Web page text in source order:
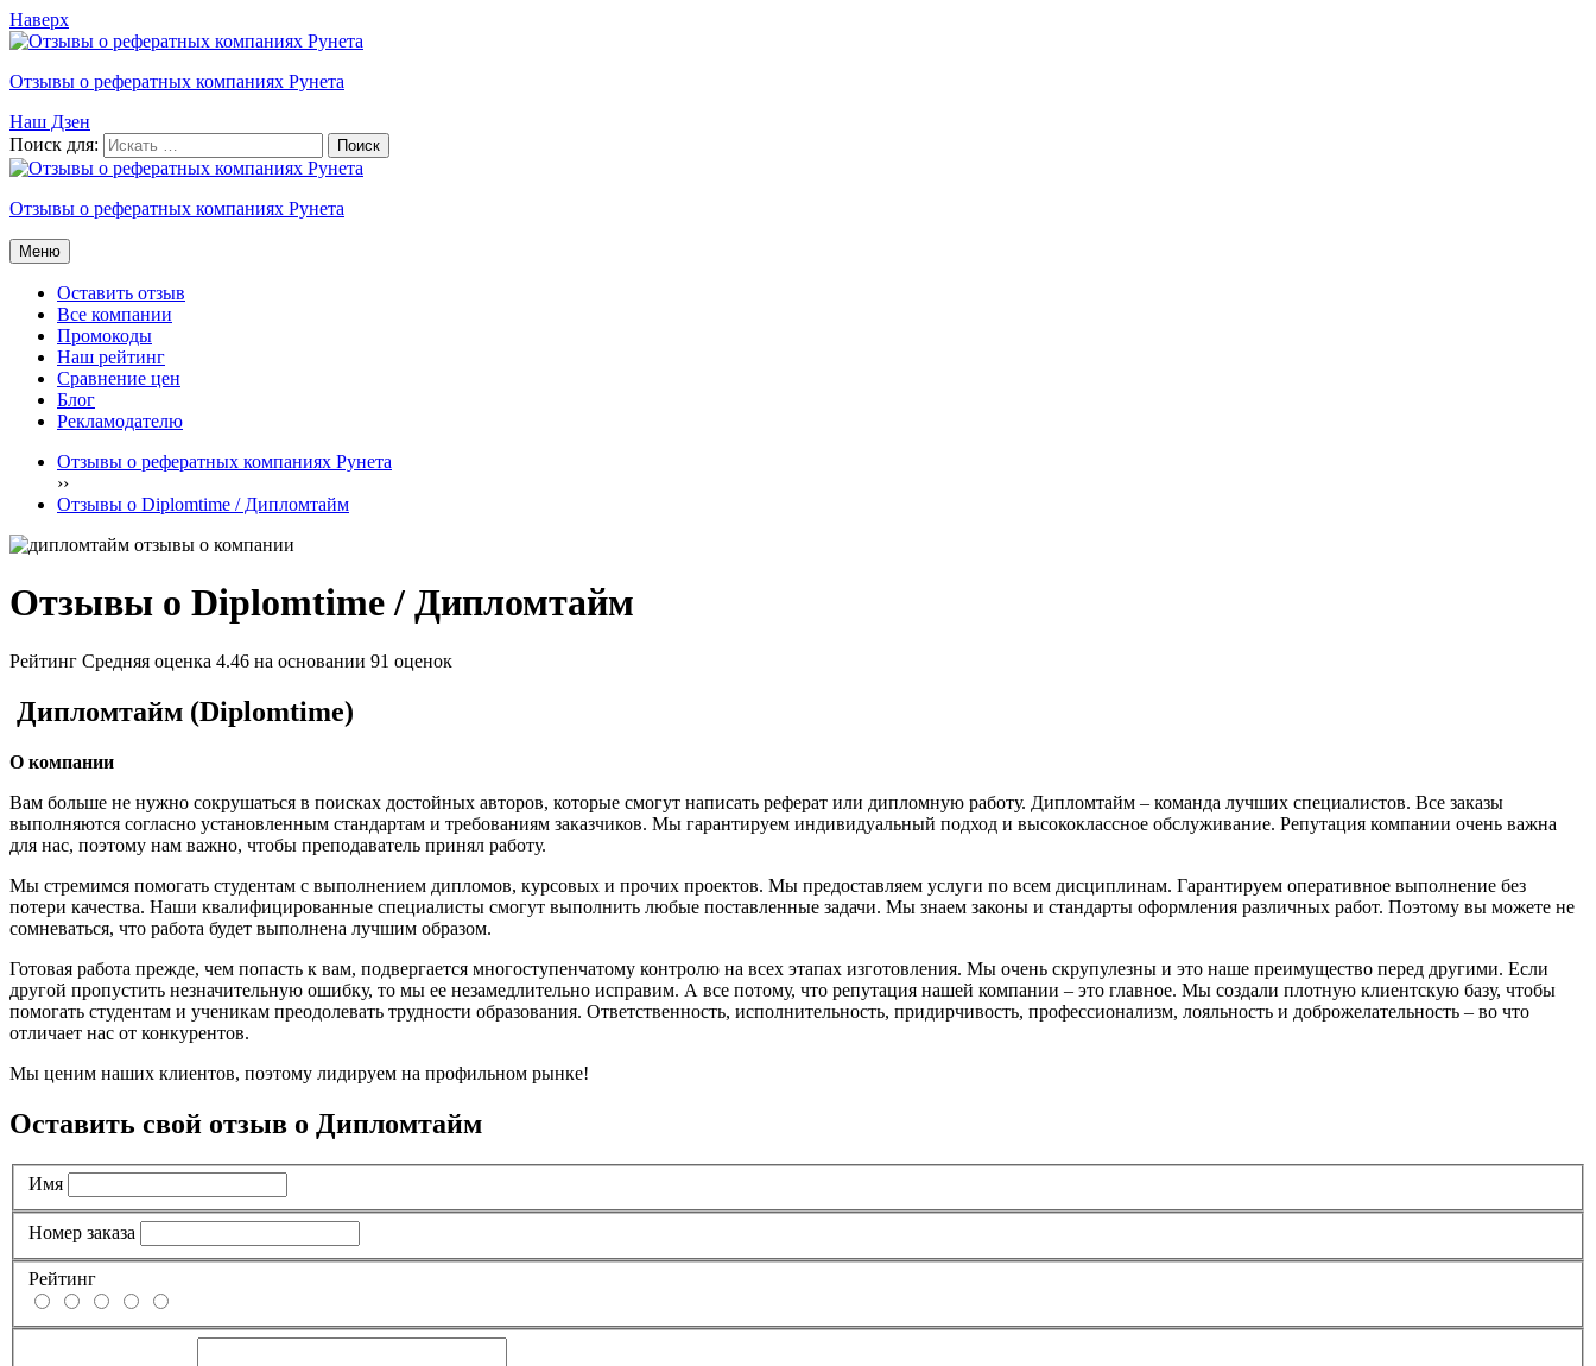
Наверх
Отзывы о рефератных компаниях Рунета
Наш Дзен
Поиск для:
Отзывы о рефератных компаниях Рунета
Меню
Оставить отзыв
Все компании
Промокоды
Наш рейтинг
Сравнение цен
Блог
Рекламодателю
Отзывы о рефератных компаниях Рунета
››
Отзывы о Diplomtime / Дипломтайм
Отзывы о Diplomtime / Дипломтайм
Рейтинг Средняя оценка 4.46 на основании 91 оценок
Дипломтайм (Diplomtime)
О компании
Вам больше не нужно сокрушаться в поисках достойных авторов, которые смогут написать реферат или дипломную работу. Дипломтайм – команда лучших специалистов. Все заказы
выполняются согласно установленным стандартам и требованиям заказчиков. Мы гарантируем индивидуальный подход и высококлассное обслуживание. Репутация компании очень важна
для нас, поэтому нам важно, чтобы преподаватель принял работу.
Мы стремимся помогать студентам с выполнением дипломов, курсовых и прочих проектов. Мы предоставляем услуги по всем дисциплинам. Гарантируем оперативное выполнение без
потери качества. Наши квалифицированные специалисты смогут выполнить любые поставленные задачи. Мы знаем законы и стандарты оформления различных работ. Поэтому вы можете не
сомневаться, что работа будет выполнена лучшим образом.
Готовая работа прежде, чем попасть к вам, подвергается многоступенчатому контролю на всех этапах изготовления. Мы очень скрупулезны и это наше преимущество перед другими. Если
другой пропустить незначительную ошибку, то мы ее незамедлительно исправим. А все потому, что репутация нашей компании – это главное. Мы создали плотную клиентскую базу, чтобы
помогать студентам и ученикам преодолевать трудности образования. Ответственность, исполнительность, придирчивость, профессионализм, лояльность и доброжелательность – во что
отличает нас от конкурентов.
Мы ценим наших клиентов, поэтому лидируем на профильном рынке!
Оставить свой отзыв о Дипломтайм
Имя
Номер заказа
Рейтинг